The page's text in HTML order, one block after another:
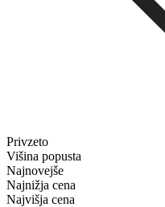
Privzeto
Višina popusta
Najnovejše
Najnižja cena
Najvišja cena